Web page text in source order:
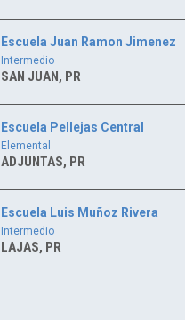
Escuela Juan Ramon Jimenez
Intermedio
SAN JUAN, PR
Escuela Pellejas Central
Elemental
ADJUNTAS, PR
Escuela Luis Muñoz Rivera
Intermedio
LAJAS, PR